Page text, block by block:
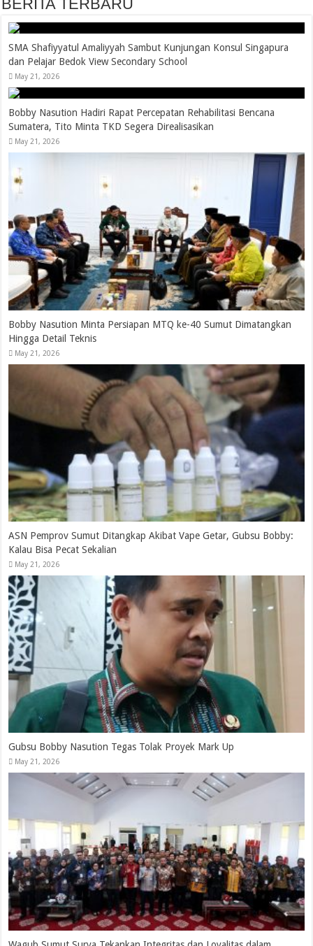
BERITA TERBARU
SMA Shafiyyatul Amaliyyah Sambut Kunjungan Konsul Singapura
dan Pelajar Bedok View Secondary School
May 21, 2026
Bobby Nasution Hadiri Rapat Percepatan Rehabilitasi Bencana
Sumatera, Tito Minta TKD Segera Direalisasikan
May 21, 2026
Bobby Nasution Minta Persiapan MTQ ke-40 Sumut Dimatangkan
Hingga Detail Teknis
May 21, 2026
ASN Pemprov Sumut Ditangkap Akibat Vape Getar, Gubsu Bobby:
Kalau Bisa Pecat Sekalian
May 21, 2026
Gubsu Bobby Nasution Tegas Tolak Proyek Mark Up
May 21, 2026